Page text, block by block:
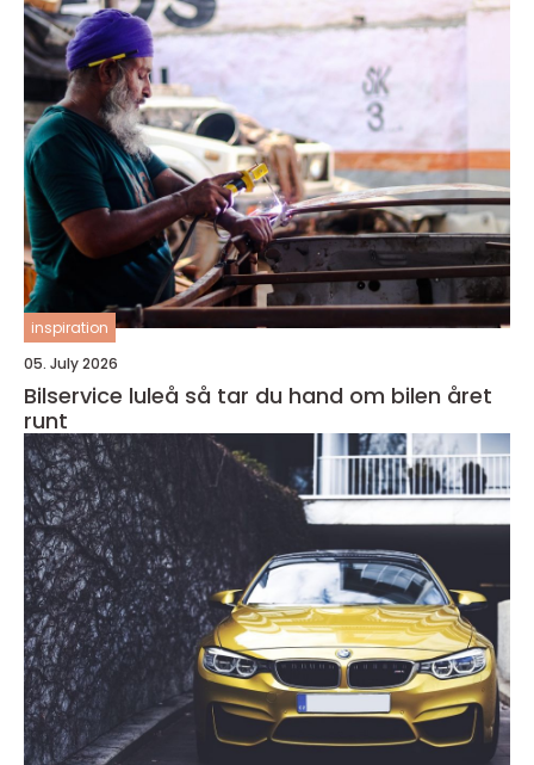
inspiration
05. July 2026
Bilservice luleå så tar du hand om bilen året
runt